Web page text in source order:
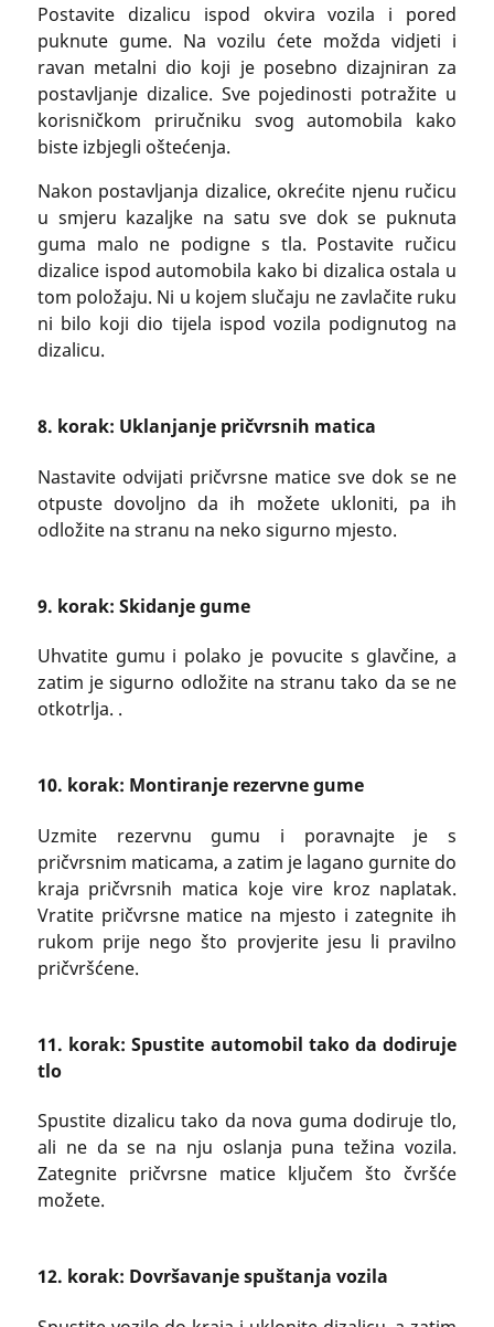
Postavite dizalicu ispod okvira vozila i pored
puknute gume. Na vozilu ćete možda vidjeti i
ravan metalni dio koji je posebno dizajniran za
postavljanje dizalice. Sve pojedinosti potražite u
korisničkom priručniku svog automobila kako
biste izbjegli oštećenja.
Nakon postavljanja dizalice, okrećite njenu ručicu
u smjeru kazaljke na satu sve dok se puknuta
guma malo ne podigne s tla. Postavite ručicu
dizalice ispod automobila kako bi dizalica ostala u
tom položaju. Ni u kojem slučaju ne zavlačite ruku
ni bilo koji dio tijela ispod vozila podignutog na
dizalicu.
8. korak: Uklanjanje pričvrsnih matica
Nastavite odvijati pričvrsne matice sve dok se ne
otpuste dovoljno da ih možete ukloniti, pa ih
odložite na stranu na neko sigurno mjesto.
9. korak: Skidanje gume
Uhvatite gumu i polako je povucite s glavčine, a
zatim je sigurno odložite na stranu tako da se ne
otkotrlja. .
10. korak: Montiranje rezervne gume
Uzmite rezervnu gumu i poravnajte je s
pričvrsnim maticama, a zatim je lagano gurnite do
kraja pričvrsnih matica koje vire kroz naplatak.
Vratite pričvrsne matice na mjesto i zategnite ih
rukom prije nego što provjerite jesu li pravilno
pričvršćene.
11. korak: Spustite automobil tako da dodiruje
tlo
Spustite dizalicu tako da nova guma dodiruje tlo,
ali ne da se na nju oslanja puna težina vozila.
Zategnite pričvrsne matice ključem što čvršće
možete.
12. korak: Dovršavanje spuštanja vozila